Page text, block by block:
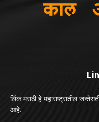
लिंक मराठी हे महाराष्ट्रातील
आहे.